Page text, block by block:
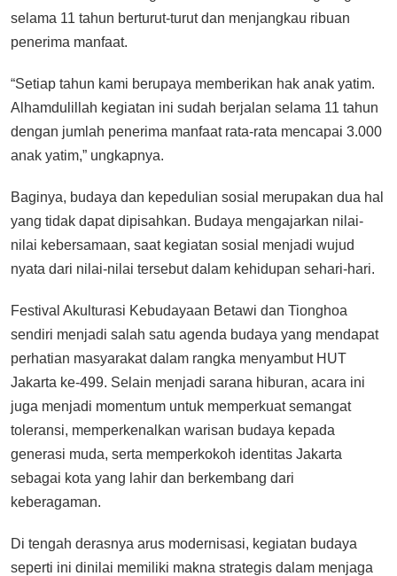
selama 11 tahun berturut-turut dan menjangkau ribuan
penerima manfaat.
“Setiap tahun kami berupaya memberikan hak anak yatim.
Alhamdulillah kegiatan ini sudah berjalan selama 11 tahun
dengan jumlah penerima manfaat rata-rata mencapai 3.000
anak yatim,” ungkapnya.
Baginya, budaya dan kepedulian sosial merupakan dua hal
yang tidak dapat dipisahkan. Budaya mengajarkan nilai-
nilai kebersamaan, saat kegiatan sosial menjadi wujud
nyata dari nilai-nilai tersebut dalam kehidupan sehari-hari.
Festival Akulturasi Kebudayaan Betawi dan Tionghoa
sendiri menjadi salah satu agenda budaya yang mendapat
perhatian masyarakat dalam rangka menyambut HUT
Jakarta ke-499. Selain menjadi sarana hiburan, acara ini
juga menjadi momentum untuk memperkuat semangat
toleransi, memperkenalkan warisan budaya kepada
generasi muda, serta memperkokoh identitas Jakarta
sebagai kota yang lahir dan berkembang dari
keberagaman.
Di tengah derasnya arus modernisasi, kegiatan budaya
seperti ini dinilai memiliki makna strategis dalam menjaga